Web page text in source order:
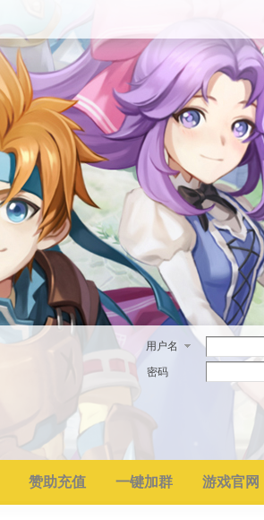
用户名
密码
赞助充值 一键加群 游戏官网